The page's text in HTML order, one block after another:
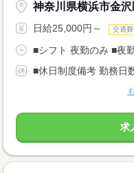
神奈川県横浜市金
日給25,000円～ 交通
■シフト 夜勤のみ ■夜
■休日制度備考 勤務日
求